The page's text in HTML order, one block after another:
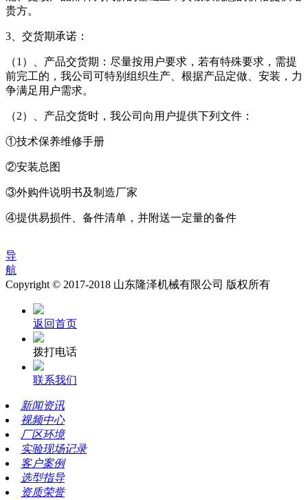
贵方。
3、交货期承诺：
（1）、产品交货期：尽量按用户要求，若有特殊要求，需提
前完工的，我公司可特别组织生产、根据产品定做、安装，力
争满足用户需求。
（2）、产品交货时，我公司向用户提供下列文件：
①技术保养维修手册
②安装总图
③外购件说明书及制造厂家
④提供易损件、备件清单，并附送一定量的备件
导
航
Copyright © 2017-2018 山东隆泽机械有限公司 版权所有
返回首页
拨打电话
联系我们
新闻资讯
视频中心
厂区环境
实验现场记录
客户案例
选型指导
资质荣誉